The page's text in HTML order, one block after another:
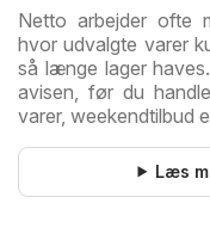
Netto arbejder ofte
hvor udvalgte varer
så længe lager
avisen, før du
varer, weekendtilbud
Læs